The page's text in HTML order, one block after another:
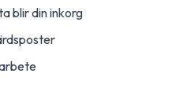
blir din inkorg